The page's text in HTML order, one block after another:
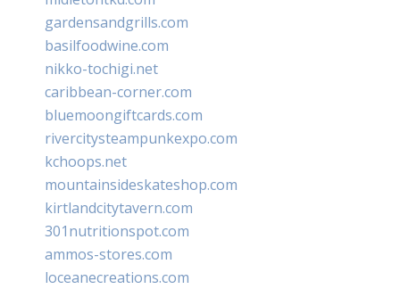
gardensandgrills.com
basilfoodwine.com
nikko-tochigi.net
caribbean-corner.com
bluemoongiftcards.com
rivercitysteampunkexpo.com
kchoops.net
mountainsideskateshop.com
kirtlandcitytavern.com
301nutritionspot.com
ammos-stores.com
loceanecreations.com